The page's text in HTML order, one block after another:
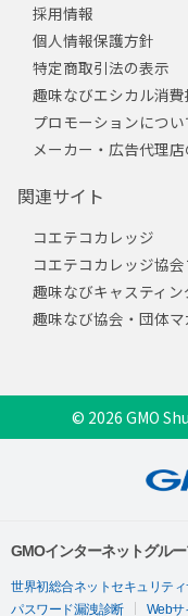
採用情報
個人情報保護方針
特定商取引法の表示
趣味なびエシカル消
プロモーションについ
メーカー・広告代理
関連サイト
コエテコカレッジ
コエテコカレッジ協
趣味なびキャスティン
趣味なび協会・団体
© 2026 GMO